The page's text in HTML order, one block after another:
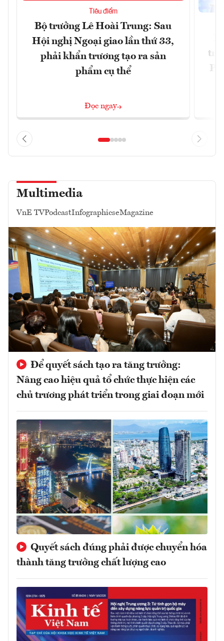
Tiêu điểm
Bộ trưởng Lê Hoài Trung: Sau
Hội nghị Ngoại giao lần thứ 33,
phải khẩn trương tạo ra sản
phẩm cụ thể
Đọc ngay
Multimedia
VnE TVPodcastInfographicseMagazine
Để quyết sách tạo ra tăng trưởng:
Nâng cao hiệu quả tổ chức thực hiện các
chủ trương phát triển trong giai đoạn mới
Quyết sách đúng phải được chuyển hóa
thành tăng trưởng chất lượng cao